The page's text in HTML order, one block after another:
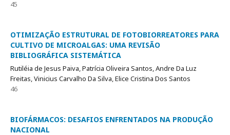
45
OTIMIZAÇÃO ESTRUTURAL DE FOTOBIORREATORES PARA
CULTIVO DE MICROALGAS: UMA REVISÃO
BIBLIOGRÁFICA SISTEMÁTICA
Rutiléia de Jesus Paiva, Patrícia Oliveira Santos, Andre Da Luz
Freitas, Vinicius Carvalho Da Silva, Elice Cristina Dos Santos
46
BIOFÁRMACOS: DESAFIOS ENFRENTADOS NA PRODUÇÃO
NACIONAL